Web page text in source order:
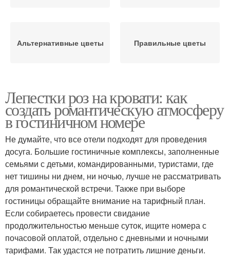
Альтернативные цветы Правильные цветы
Лепестки роз на кровати: как
создать романтическую атмосферу
в гостиничном номере
Не думайте, что все отели подходят для проведения
досуга. Большие гостиничные комплексы, заполненные
семьями с детьми, командированными, туристами, где
нет тишины ни днем, ни ночью, лучше не рассматривать
для романтической встречи. Также при выборе
гостиницы обращайте внимание на тарифный план.
Если собираетесь провести свидание
продолжительностью меньше суток, ищите номера с
почасовой оплатой, отдельно с дневными и ночными
тарифами. Так удастся не потратить лишние деньги.